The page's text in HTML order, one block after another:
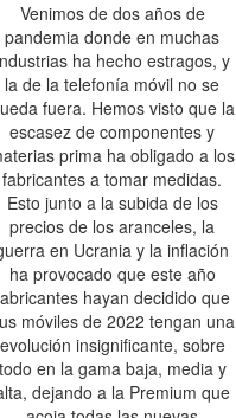
Venimos de dos años de
pandemia donde en muchas
ha hecho estragos, y
la de la telefonía móvil no se
fuera. Hemos visto que la
escasez de componentes y
prima ha obligado a los
fabricantes a tomar medidas.
Esto junto a la subida de los
precios de los aranceles, la
en Ucrania y la inflación
ha provocado que este año
hayan decidido que
móviles de 2022 tengan una
evolución insignificante, sobre
todo en la gama baja, media y
dejando a la Premium que